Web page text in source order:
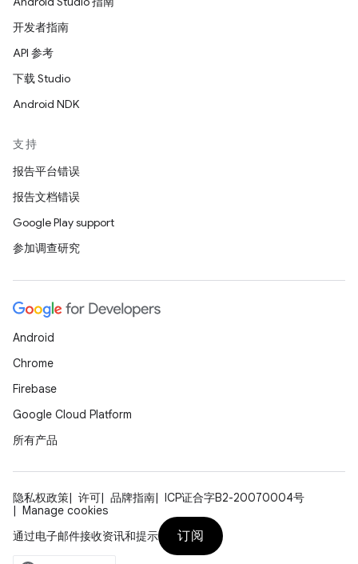
开发者指南
API 参考
下载 Studio
Android NDK
支持
报告平台错误
报告文档错误
Google Play support
参加调查研究
Android
Chrome
Firebase
Google Cloud Platform
所有产品
隐私权政策 许可 品牌指南
ICP证合字B2-20070004号
Manage cookies
通过电子邮件接收资讯和提示
订阅